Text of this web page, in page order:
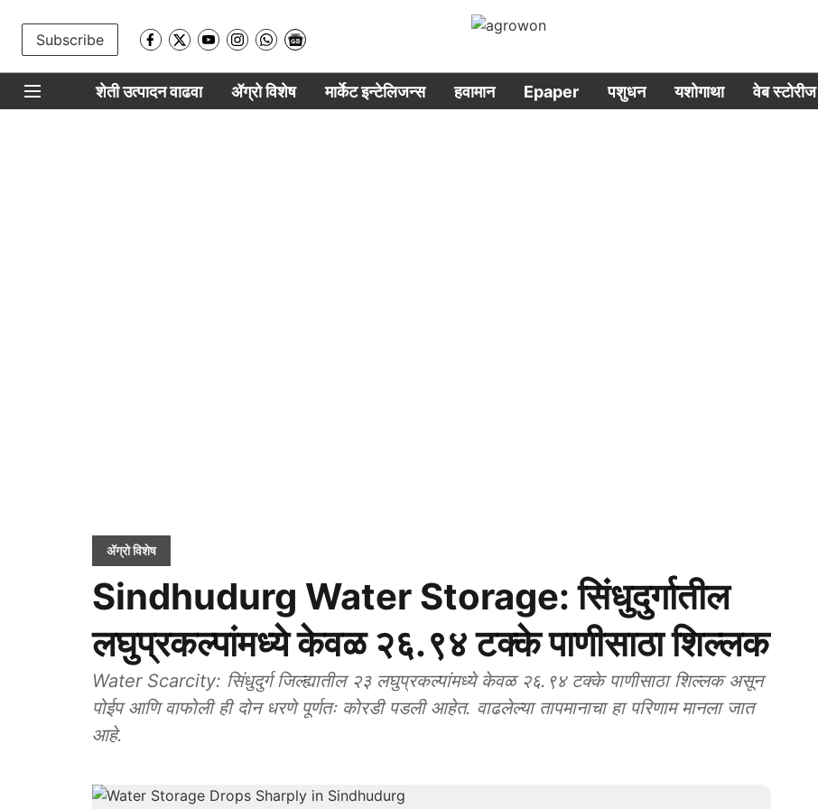
Subscribe
शेती उत्पादन वाढवा ॲग्रो विशेष मार्केट इन्टेलिजन्स हवामान Epaper पशुधन यशोगाथा वेब स्टोरीज
ॲग्रो विशेष
Sindhudurg Water Storage: सिंधुदुर्गातील
लघुप्रकल्पांमध्ये केवळ २६.९४ टक्के पाणीसाठा शिल्लक
Water Scarcity: सिंधुदुर्ग जिल्ह्यातील २३ लघुप्रकल्पांमध्ये केवळ २६.९४ टक्के पाणीसाठा शिल्लक असून
पोईप आणि वाफोली ही दोन धरणे पूर्णतः कोरडी पडली आहेत. वाढलेल्या तापमानाचा हा परिणाम मानला जात
आहे.